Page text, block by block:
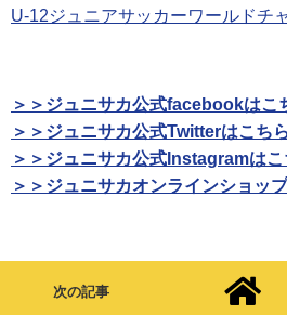
U-12ジュニアサッカーワールドチ
＞＞ジュニサカ公式facebookはこ
＞＞ジュニサカ公式Twitterはこちら
＞＞ジュニサカ公式Instagramはこ
＞＞ジュニサカオンラインショッ
次の記事